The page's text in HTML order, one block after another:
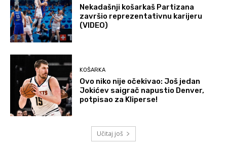
Nekadašnji košarkaš Partizana
završio reprezentativnu karijeru
(VIDEO)
KOŠARKA
Ovo niko nije očekivao: Još jedan
Jokićev saigrač napustio Denver,
potpisao za Kliperse!
Učitaj još